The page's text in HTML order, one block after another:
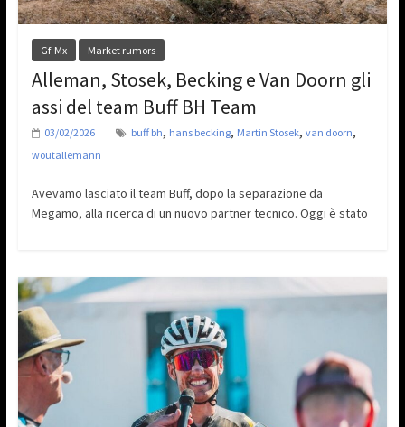
Gf-Mx Market rumors
Alleman, Stosek, Becking e Van Doorn gli
assi del team Buff BH Team
03/02/2026 buff bh, hans becking, Martin Stosek, van doorn,
woutallemann
Avevamo lasciato il team Buff, dopo la separazione da
Megamo, alla ricerca di un nuovo partner tecnico. Oggi è stato